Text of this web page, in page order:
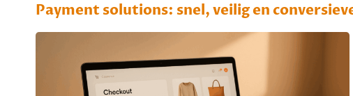
Payment solutions: snel, veilig en